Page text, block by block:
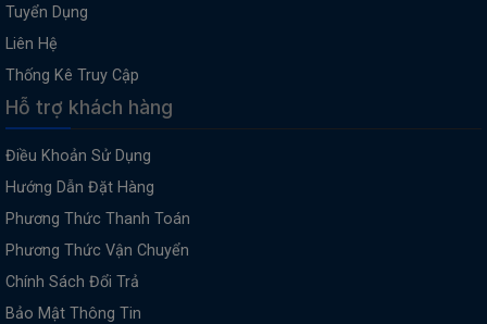
Tuyển Dụng
Liên Hệ
Thống Kê Truy Cập
Hỗ trợ khách hàng
Điều Khoản Sử Dụng
Hướng Dẫn Đặt Hàng
Phương Thức Thanh Toán
Phương Thức Vận Chuyển
Chính Sách Đổi Trả
Bảo Mật Thông Tin